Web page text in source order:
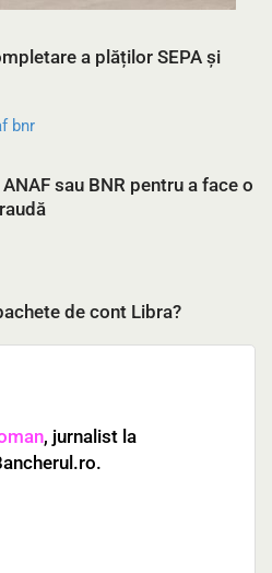
a plăților SEPA și
sau BNR pentru a face o
de cont Libra?
, jurnalist la